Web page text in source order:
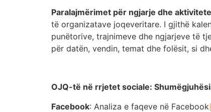
Paralajmërimet për ngjarje dhe aktivitete
të organizatave joqeveritare. I gjithë
punëtorive, trajnimeve dhe ngjarjeve të
për datën, vendin, temat dhe folësit, si
OJQ-të në rrjetet sociale:
Facebook: Analiza e faqeve në Facebook